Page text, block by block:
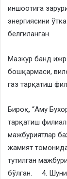
иншоотига
энергиясини
белгиланган.
​Мазкур банд
бошқармаси,
газ тарқатиш
​Бироқ, “Аму
тарқатиш
мажбуриятлар
жамият
тутилган
бўлган. ​4.